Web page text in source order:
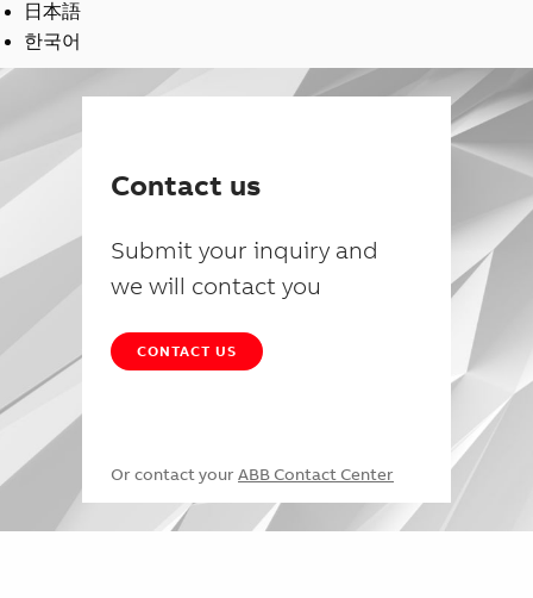
日本語
한국어
Contact us
Submit your inquiry and
we will contact you
CONTACT US
Or contact your ABB Contact Center